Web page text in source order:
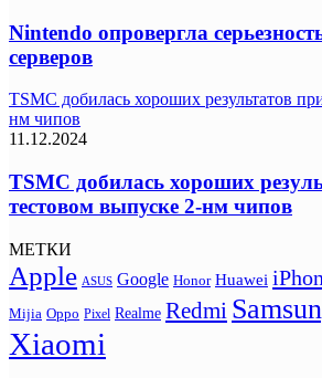
Nintendo опровергла
серверов
TSMC добилась хороших результатов
нм чипов
11.12.2024
TSMC добилась хороших
тестовом выпуске 2-нм чипов
МЕТКИ
Apple ASUS Google Honor Huawei
Mijia Oppo Pixel Realme Redmi
Xiaomi